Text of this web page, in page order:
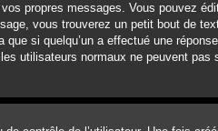
propres messages. Vous pouvez
vous trouverez un petit bout de
si quelqu’un a effectué une
utilisateurs normaux ne peuvent pas